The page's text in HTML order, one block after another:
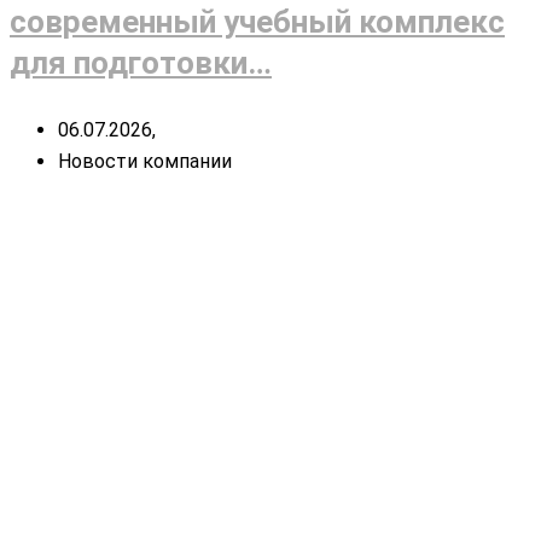
современный учебный комплекс
для подготовки…
06.07.2026,
Новости компании